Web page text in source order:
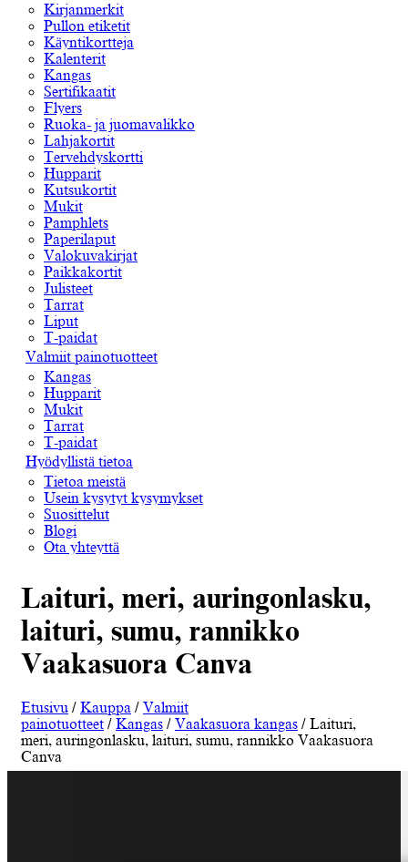
Kirjanmerkit
Pullon etiketit
Käyntikortteja
Kalenterit
Kangas
Sertifikaatit
Flyers
Ruoka- ja juomavalikko
Lahjakortit
Tervehdyskortti
Hupparit
Kutsukortit
Mukit
Pamphlets
Paperilaput
Valokuvakirjat
Paikkakortit
Julisteet
Tarrat
Liput
T-paidat
Valmiit painotuotteet
Kangas
Hupparit
Mukit
Tarrat
T-paidat
Hyödyllistä tietoa
Tietoa meistä
Usein kysytyt kysymykset
Suosittelut
Blogi
Ota yhteyttä
Laituri, meri, auringonlasku,
laituri, sumu, rannikko
Vaakasuora Canva
Etusivu / Kauppa / Valmiit
painotuotteet / Kangas / Vaakasuora kangas / Laituri,
meri, auringonlasku, laituri, sumu, rannikko Vaakasuora
Canva